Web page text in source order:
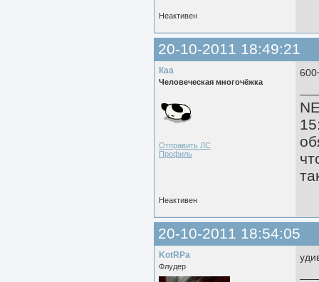
Неактивен
20-10-2011 18:49:21
Каа
Человеческая многочёжка
Отправить ЛС
Профиль
Неактивен
20-10-2011 18:54:05
KotRPa
Флудер